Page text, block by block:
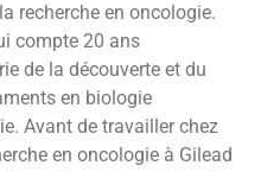
recherche en oncologie.
compte 20 ans
de la découverte et du
en biologie
Avant de travailler chez
en oncologie à Gilead